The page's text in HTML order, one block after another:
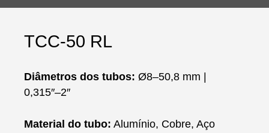
TCC-50 RL
Diâmetros dos tubos: Ø8–50,8 mm |
0,315″–2″
Material do tubo: Alumínio, Cobre, Aço